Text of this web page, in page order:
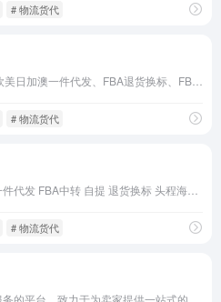
# 物流货代
# 物流货代
# 物流货代